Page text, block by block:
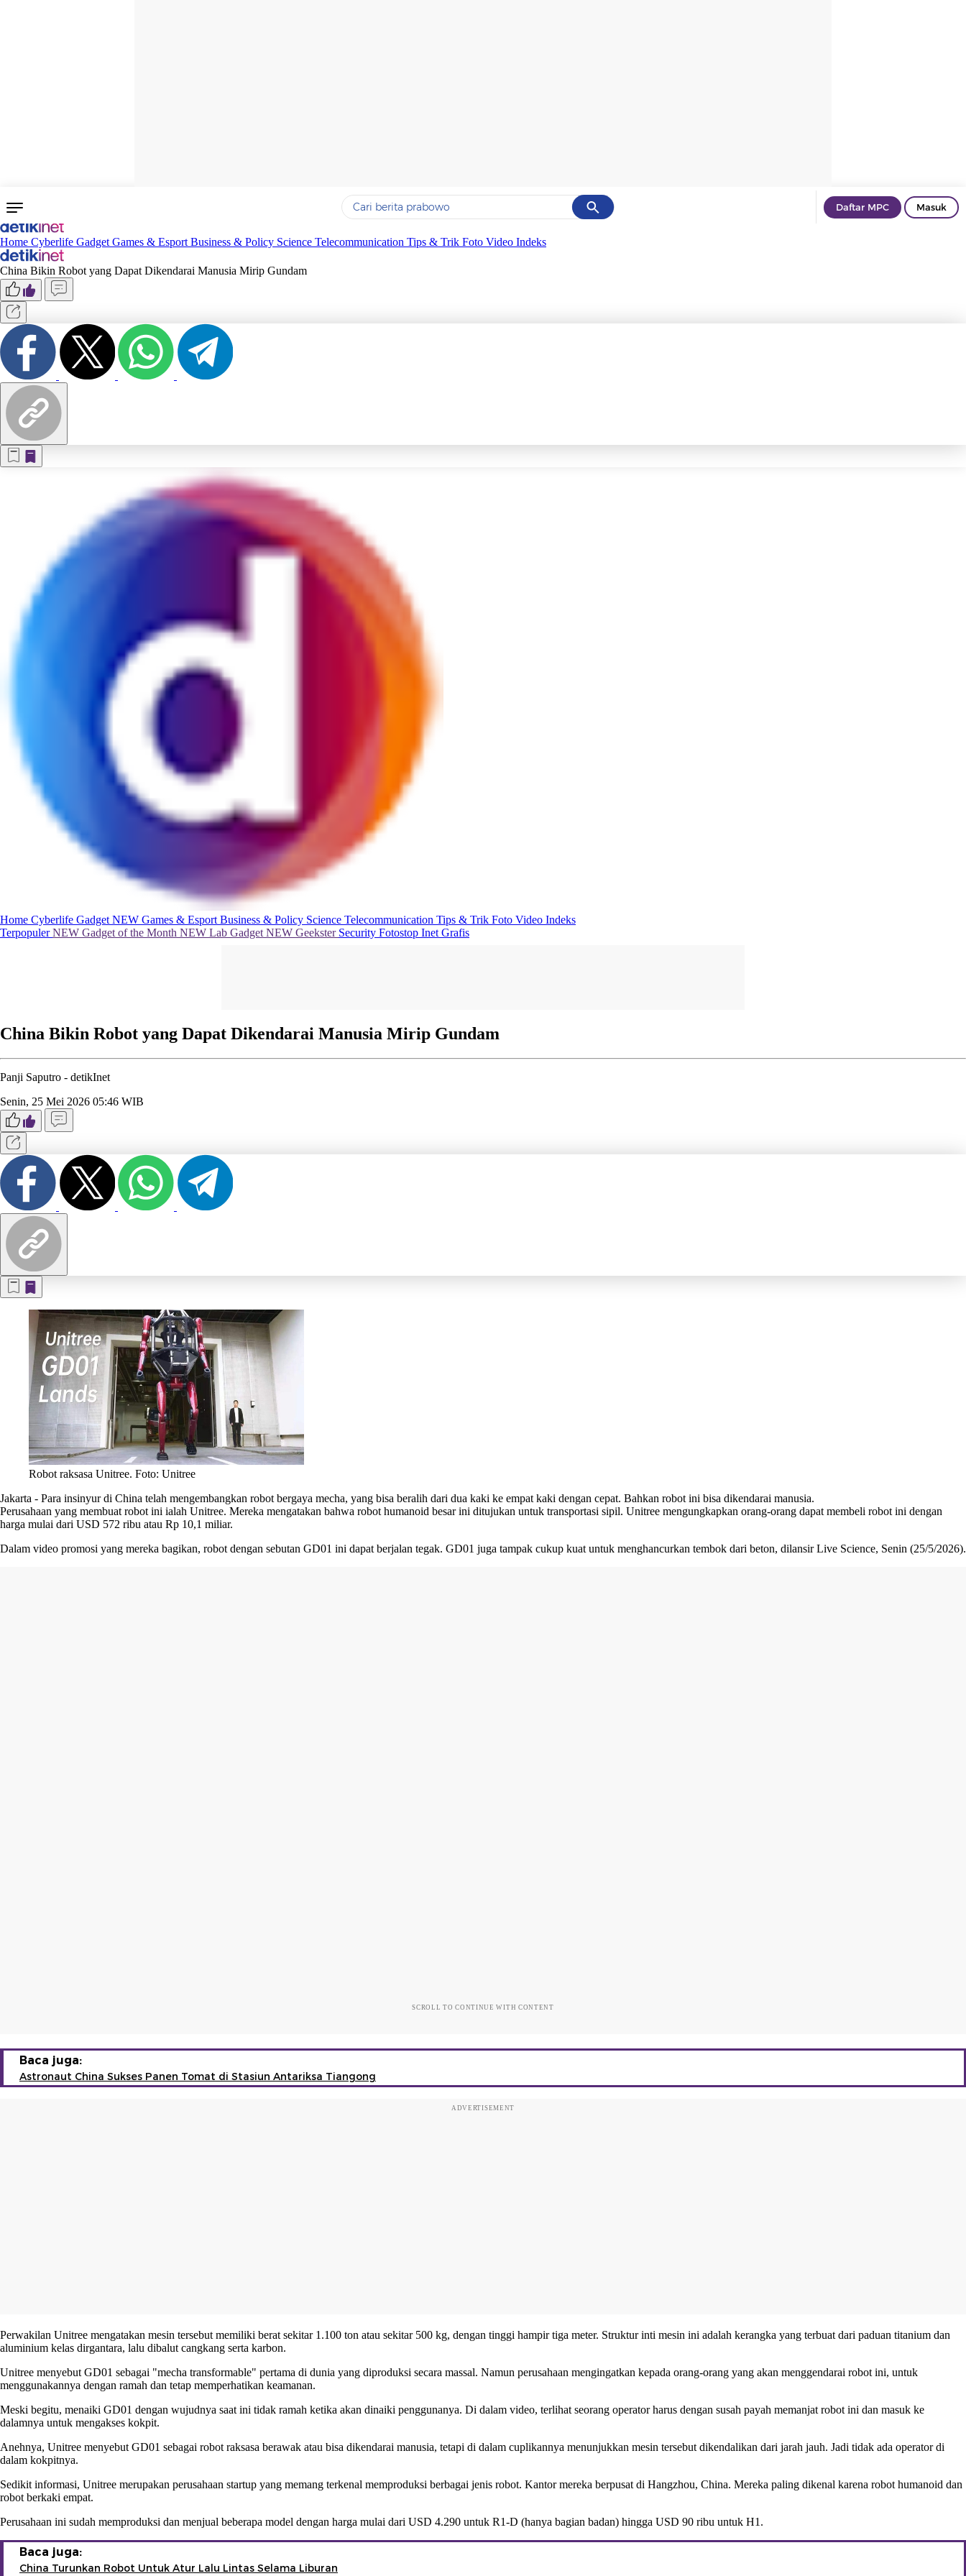
Cancel
Yang sedang ramai dicari
Terakhir yang dicari
Daftar MPC Masuk
Home Cyberlife Gadget Games & Esport Business & Policy Science Telecommunication Tips & Trik Foto Video Indeks
China Bikin Robot yang Dapat Dikendarai Manusia Mirip Gundam
Home Cyberlife Gadget NEW Games & Esport Business & Policy Science Telecommunication Tips & Trik Foto Video Indeks
TerpopulerNEW Gadget of the Month NEW Lab Gadget NEW Geekster Security Fotostop Inet Grafis
China Bikin Robot yang Dapat Dikendarai Manusia Mirip Gundam
Panji Saputro - detikInet
Senin, 25 Mei 2026 05:46 WIB
Robot raksasa Unitree. Foto: Unitree
Jakarta - Para insinyur di China telah mengembangkan robot bergaya mecha, yang bisa beralih dari dua kaki ke empat kaki dengan cepat. Bahkan robot ini bisa dikendarai manusia.
Perusahaan yang membuat robot ini ialah Unitree. Mereka mengatakan bahwa robot humanoid besar ini ditujukan untuk transportasi sipil. Unitree mengungkapkan orang-orang dapat membeli robot ini dengan
harga mulai dari USD 572 ribu atau Rp 10,1 miliar.
Dalam video promosi yang mereka bagikan, robot dengan sebutan GD01 ini dapat berjalan tegak. GD01 juga tampak cukup kuat untuk menghancurkan tembok dari beton, dilansir Live Science, Senin (25/5/2026).
SCROLL TO CONTINUE WITH CONTENT
Baca juga:
Astronaut China Sukses Panen Tomat di Stasiun Antariksa Tiangong
ADVERTISEMENT
Perwakilan Unitree mengatakan mesin tersebut memiliki berat sekitar 1.100 ton atau sekitar 500 kg, dengan tinggi hampir tiga meter. Struktur inti mesin ini adalah kerangka yang terbuat dari paduan titanium dan
aluminium kelas dirgantara, lalu dibalut cangkang serta karbon.
Unitree menyebut GD01 sebagai "mecha transformable" pertama di dunia yang diproduksi secara massal. Namun perusahaan mengingatkan kepada orang-orang yang akan menggendarai robot ini, untuk
menggunakannya dengan ramah dan tetap memperhatikan keamanan.
Meski begitu, menaiki GD01 dengan wujudnya saat ini tidak ramah ketika akan dinaiki penggunanya. Di dalam video, terlihat seorang operator harus dengan susah payah memanjat robot ini dan masuk ke
dalamnya untuk mengakses kokpit.
Anehnya, Unitree menyebut GD01 sebagai robot raksasa berawak atau bisa dikendarai manusia, tetapi di dalam cuplikannya menunjukkan mesin tersebut dikendalikan dari jarah jauh. Jadi tidak ada operator di
dalam kokpitnya.
Sedikit informasi, Unitree merupakan perusahaan startup yang memang terkenal memproduksi berbagai jenis robot. Kantor mereka berpusat di Hangzhou, China. Mereka paling dikenal karena robot humanoid dan
robot berkaki empat.
Perusahaan ini sudah memproduksi dan menjual beberapa model dengan harga mulai dari USD 4.290 untuk R1-D (hanya bagian badan) hingga USD 90 ribu untuk H1.
Baca juga:
China Turunkan Robot Untuk Atur Lalu Lintas Selama Liburan